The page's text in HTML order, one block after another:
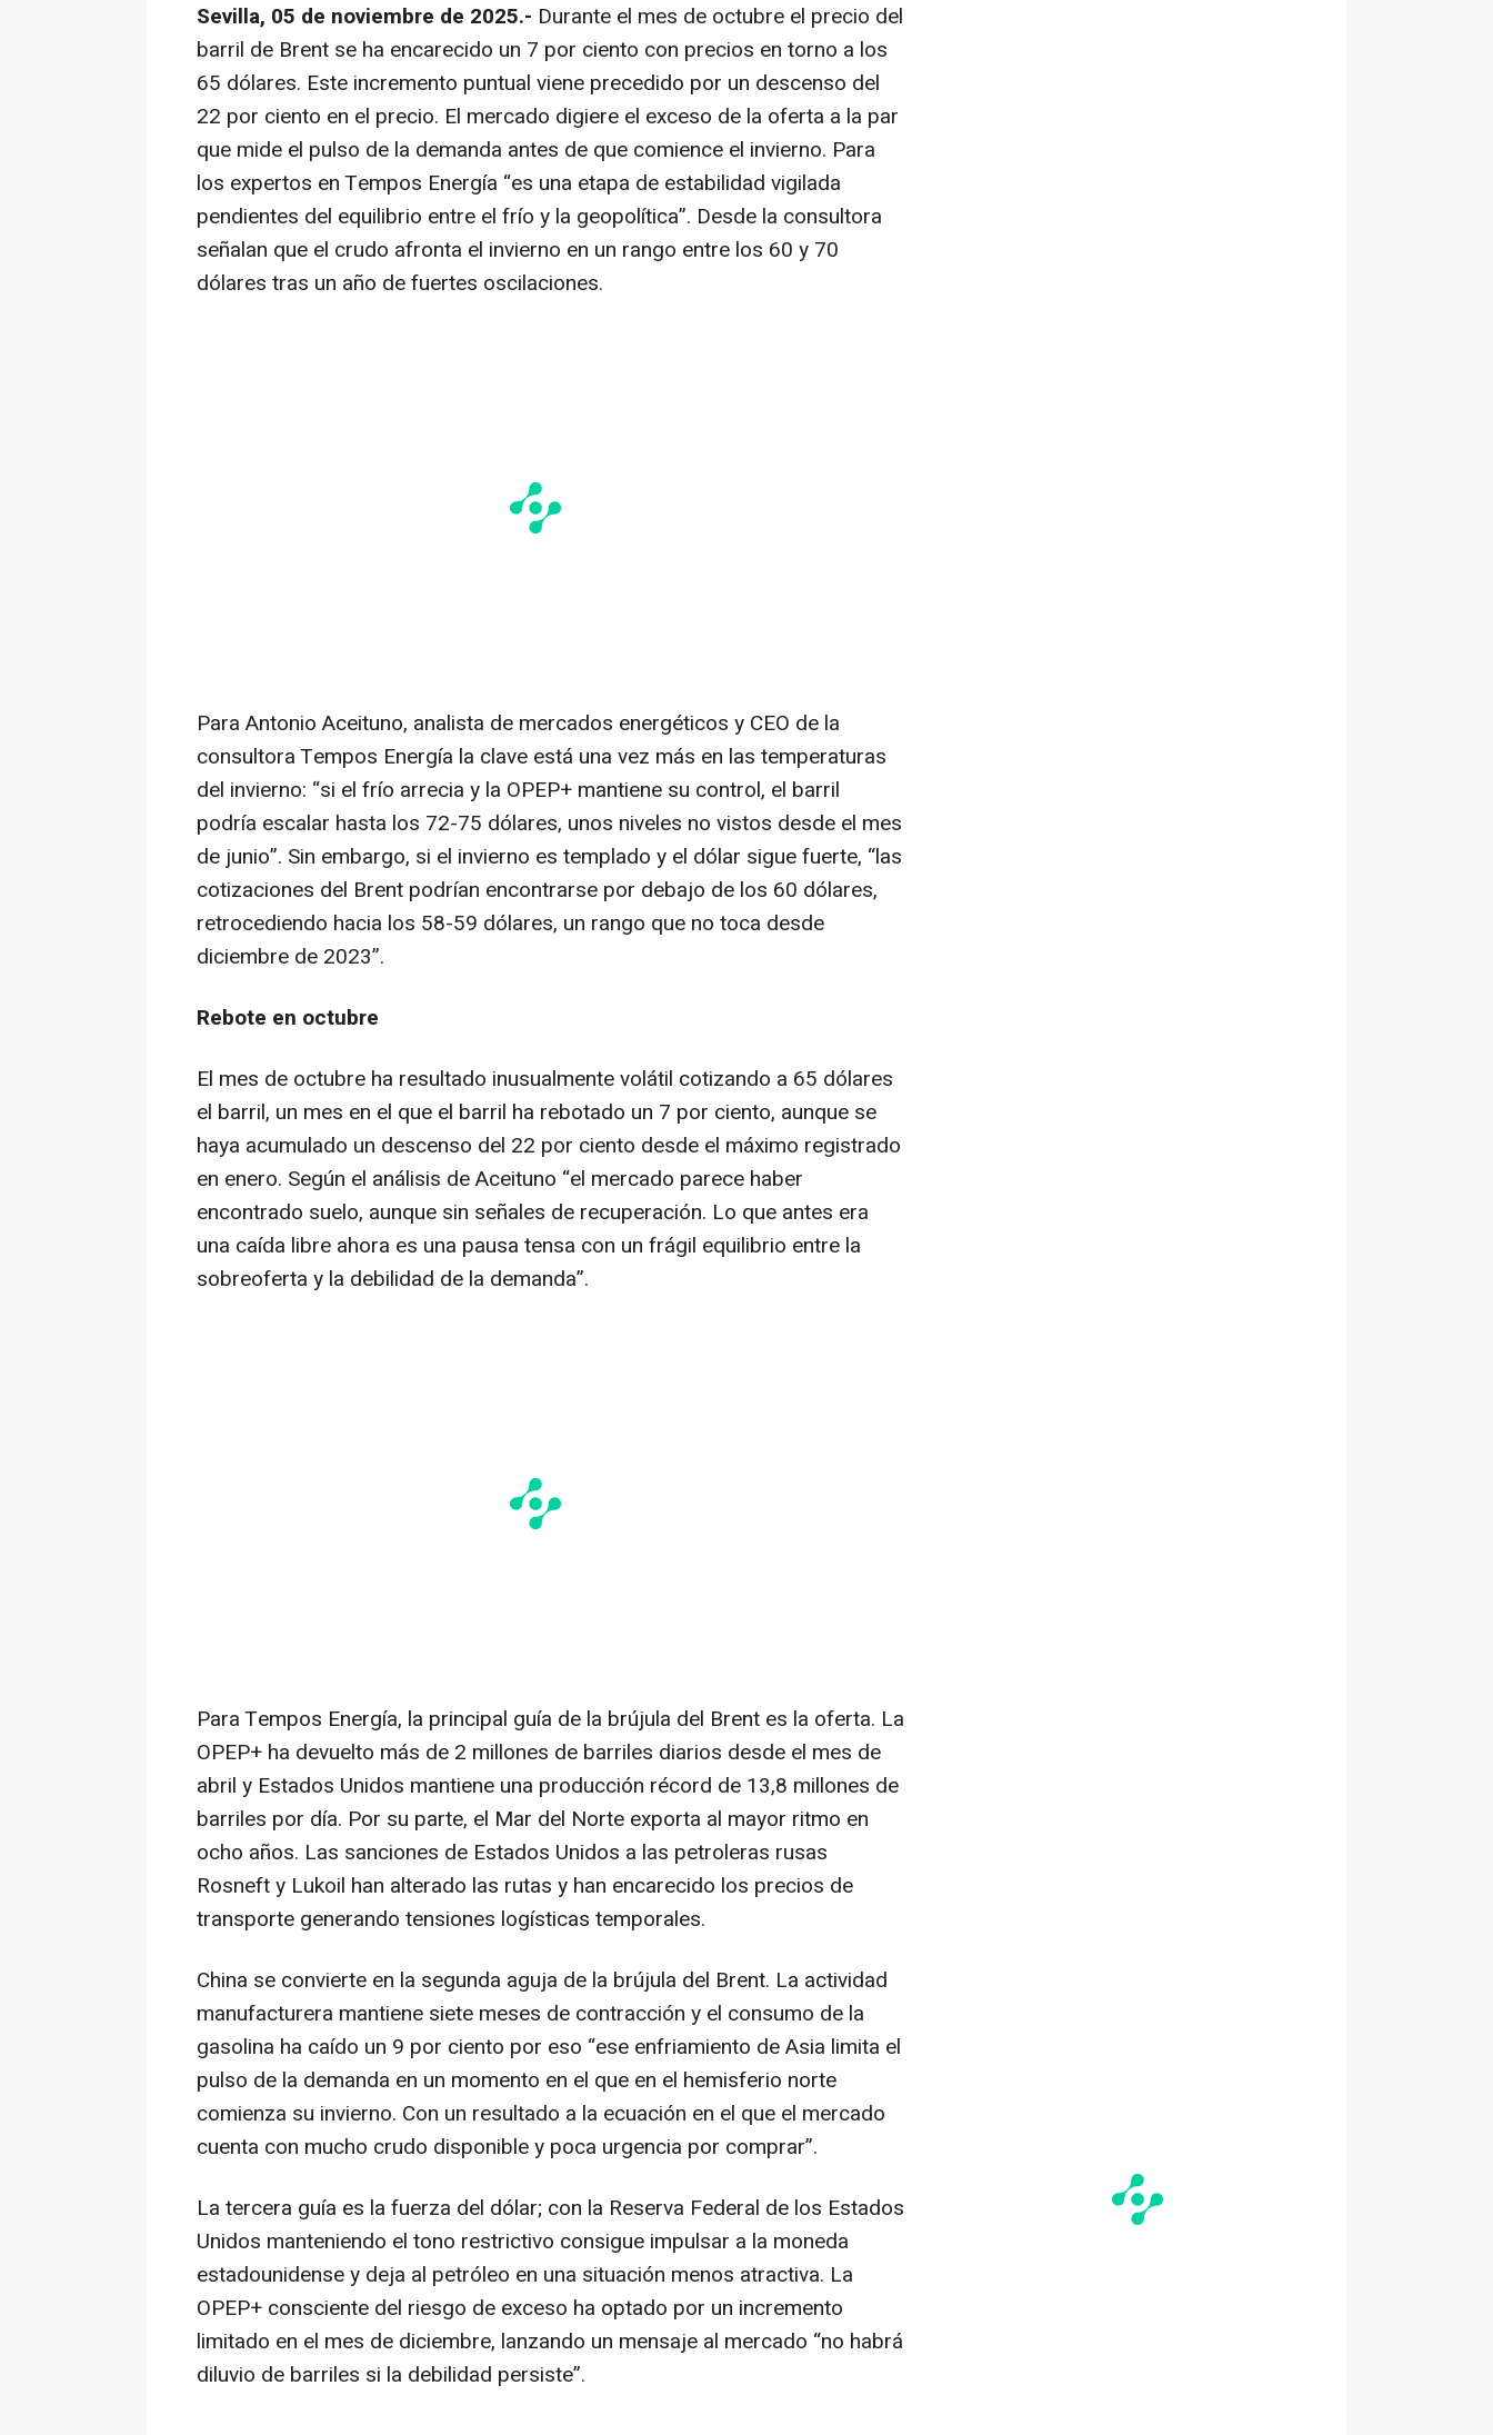
Sevilla, 05 de noviembre de 2025.- Durante el mes de octubre el precio del
barril de Brent se ha encarecido un 7 por ciento con precios en torno a los
65 dólares. Este incremento puntual viene precedido por un descenso del
22 por ciento en el precio. El mercado digiere el exceso de la oferta a la par
que mide el pulso de la demanda antes de que comience el invierno. Para
los expertos en Tempos Energía “es una etapa de estabilidad vigilada
pendientes del equilibrio entre el frío y la geopolítica”. Desde la consultora
señalan que el crudo afronta el invierno en un rango entre los 60 y 70
dólares tras un año de fuertes oscilaciones.
Para Antonio Aceituno, analista de mercados energéticos y CEO de la
consultora Tempos Energía la clave está una vez más en las temperaturas
del invierno: “si el frío arrecia y la OPEP+ mantiene su control, el barril
podría escalar hasta los 72-75 dólares, unos niveles no vistos desde el mes
de junio”. Sin embargo, si el invierno es templado y el dólar sigue fuerte, “las
cotizaciones del Brent podrían encontrarse por debajo de los 60 dólares,
retrocediendo hacia los 58-59 dólares, un rango que no toca desde
diciembre de 2023”.
Rebote en octubre
El mes de octubre ha resultado inusualmente volátil cotizando a 65 dólares
el barril, un mes en el que el barril ha rebotado un 7 por ciento, aunque se
haya acumulado un descenso del 22 por ciento desde el máximo registrado
en enero. Según el análisis de Aceituno “el mercado parece haber
encontrado suelo, aunque sin señales de recuperación. Lo que antes era
una caída libre ahora es una pausa tensa con un frágil equilibrio entre la
sobreoferta y la debilidad de la demanda”.
Para Tempos Energía, la principal guía de la brújula del Brent es la oferta. La
OPEP+ ha devuelto más de 2 millones de barriles diarios desde el mes de
abril y Estados Unidos mantiene una producción récord de 13,8 millones de
barriles por día. Por su parte, el Mar del Norte exporta al mayor ritmo en
ocho años. Las sanciones de Estados Unidos a las petroleras rusas
Rosneft y Lukoil han alterado las rutas y han encarecido los precios de
transporte generando tensiones logísticas temporales.
China se convierte en la segunda aguja de la brújula del Brent. La actividad
manufacturera mantiene siete meses de contracción y el consumo de la
gasolina ha caído un 9 por ciento por eso “ese enfriamiento de Asia limita el
pulso de la demanda en un momento en el que en el hemisferio norte
comienza su invierno. Con un resultado a la ecuación en el que el mercado
cuenta con mucho crudo disponible y poca urgencia por comprar”.
La tercera guía es la fuerza del dólar; con la Reserva Federal de los Estados
Unidos manteniendo el tono restrictivo consigue impulsar a la moneda
estadounidense y deja al petróleo en una situación menos atractiva. La
OPEP+ consciente del riesgo de exceso ha optado por un incremento
limitado en el mes de diciembre, lanzando un mensaje al mercado “no habrá
diluvio de barriles si la debilidad persiste”.